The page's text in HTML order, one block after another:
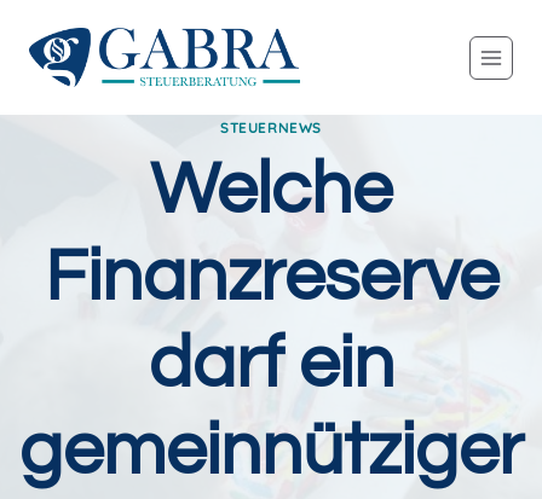
Inhalt
springen
STEUERNEWS
Welche
Finanzreserve
darf ein
gemeinnütziger